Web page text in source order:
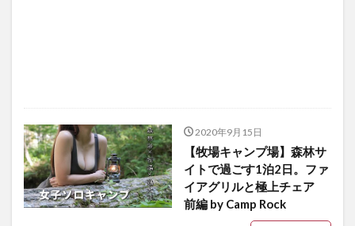
2020年9月15日
【牧場キャンプ場】森林サ
イトで過ごす1泊2日。ファ
イアグリルと極上チェア
前編 by Camp Rock